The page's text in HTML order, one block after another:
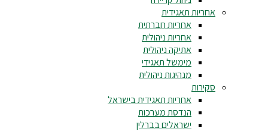
אחריות תאגידית
אחריות חברתית
אחריות ניהולית
אתיקה ניהולית
מימשל תאגידי
מנהיגות ניהולית
סקירות
אחריות תאגידית בישראל
הנדסת מערכות
ישראלים בברלין